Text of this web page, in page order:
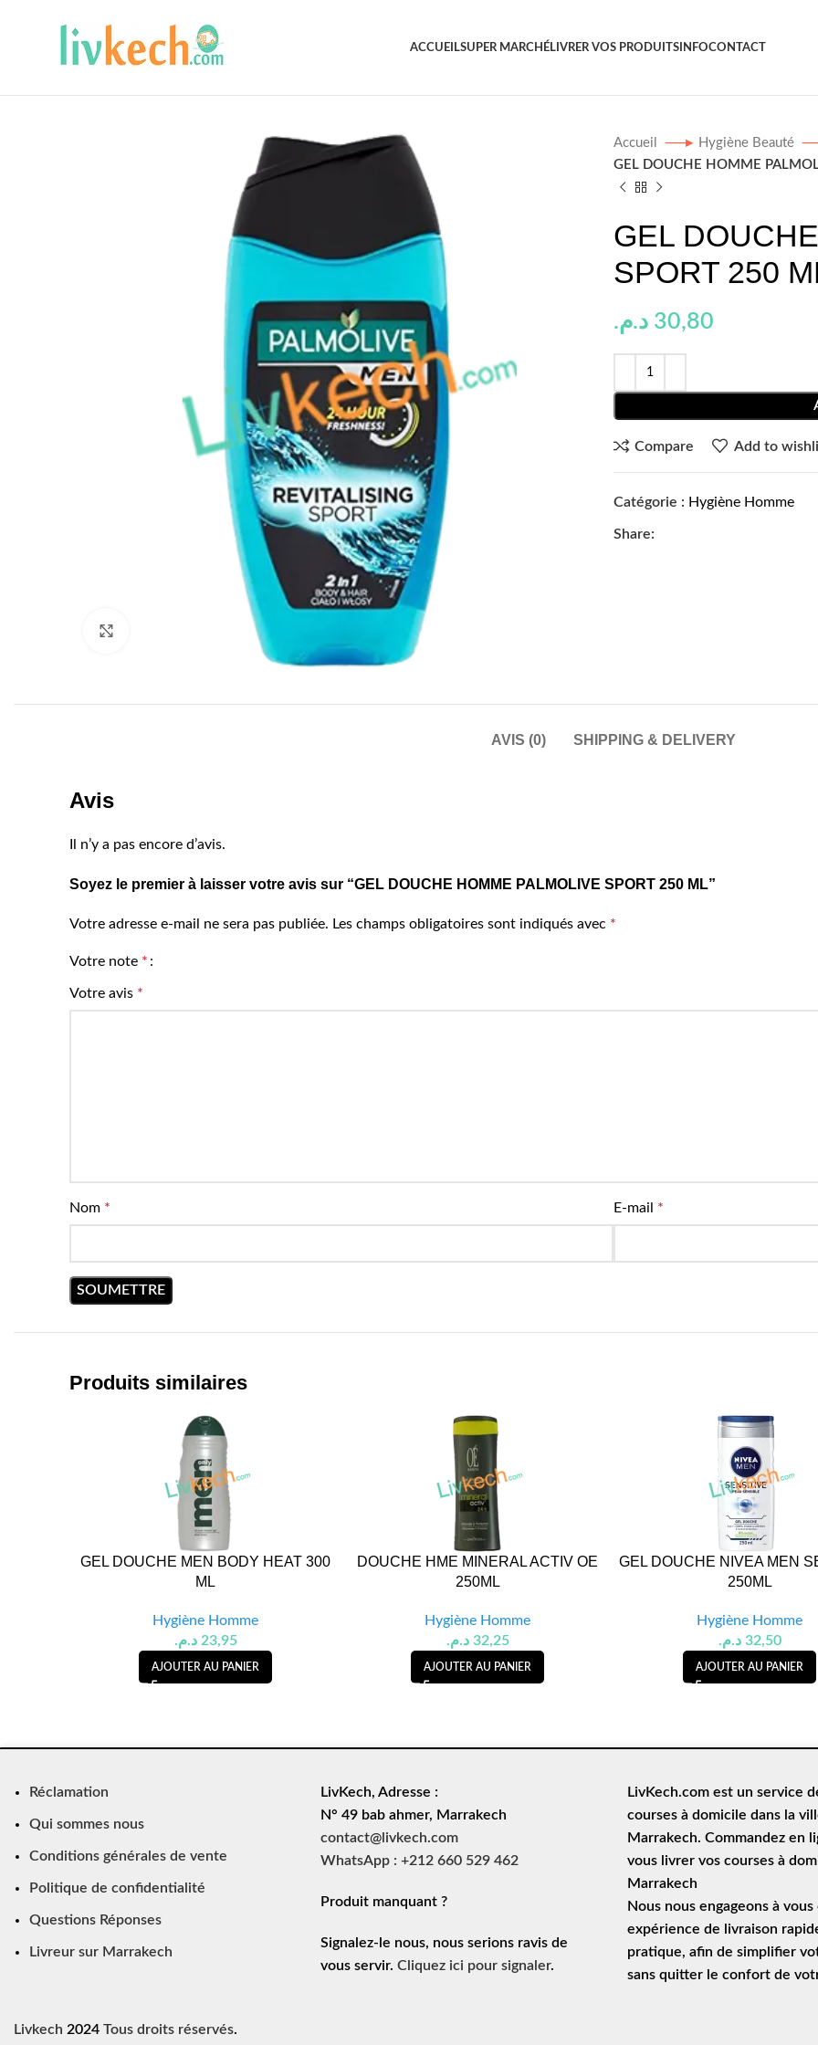
ACCUEILSUPER MARCHÉ LIVRER VOS PRODUITS INFOCONTACT
Accueil
Hygiène Beauté
GEL DOUCHE HOMME
GEL
SPORT 250
30,80 د.م.
Compare Add to
Catégorie : Hygiène Homme
Share:
AVIS (0) SHIPPING & DELIVERY
Avis
Il n’y a pas encore d’avis.
Soyez le premier à laisser votre avis sur “GEL DOUCHE HOMME PALMOLIVE SPORT 250 ML”
Votre adresse e-mail ne sera pas publiée. Les champs obligatoires sont indiqués avec *
Votre note *
Votre avis *
Nom * E-mail *
Produits similaires
GEL DOUCHE MEN BODY HEAT 300
ML
Hygiène Homme
23,95 د.م.
AJOUTER AU PANIER
DOUCHE HME MINERAL ACTIV OE
250ML
Hygiène Homme
32,25 د.م.
AJOUTER AU PANIER
GEL DOUCHE NIVEA MEN
250ML
Hygiène Homme
32,50 د.م.
AJOUTER AU PANIER
Réclamation
Qui sommes nous
Conditions générales de vente
Politique de confidentialité
Questions Réponses
Livreur sur Marrakech
LivKech, Adresse :
N° 49 bab ahmer, Marrakech
contact@livkech.com
WhatsApp : +212 660 529 462
Produit manquant ?
Signalez-le nous, nous serions ravis de
vous servir. Cliquez ici pour signaler.
LivKech.com est un service
courses à domicile dans la
Marrakech. Commandez en
vous livrer vos courses à
Marrakech
Nous nous engageons à
expérience de
livraison
pratique, afin de simplifier
sans quitter le confort de
Livkech 2024Tous droits réservés.